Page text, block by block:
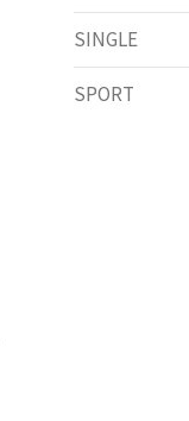
SINGLE
SPORT